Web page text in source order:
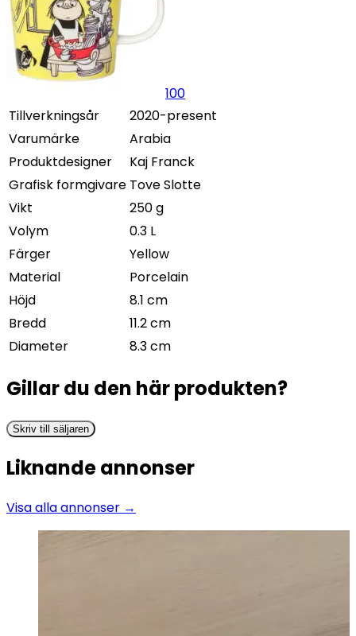
100
Tillverkningsår
2020-present
Varumärke
Arabia
Produktdesigner
Kaj Franck
Grafisk formgivare Tove Slotte
Vikt
250 g
Volym
0.3 L
Färger
Yellow
Material
Porcelain
Höjd
8.1 cm
Bredd
11.2 cm
Diameter
8.3 cm
Gillar du den här produkten?
Skriv till säljaren
Liknande annonser
Visa alla annonser →